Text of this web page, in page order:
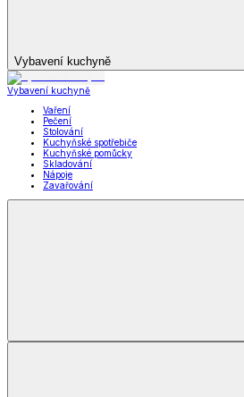
Vybavení kuchyně
Vybavení kuchyně
Vaření
Pečení
Stolování
Kuchyňské spotřebiče
Kuchyňské pomůcky
Skladování
Nápoje
Zavařování